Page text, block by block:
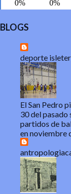
BLOGS
deporte
El San Pedro
30 del pasado
partidos de
en noviembre